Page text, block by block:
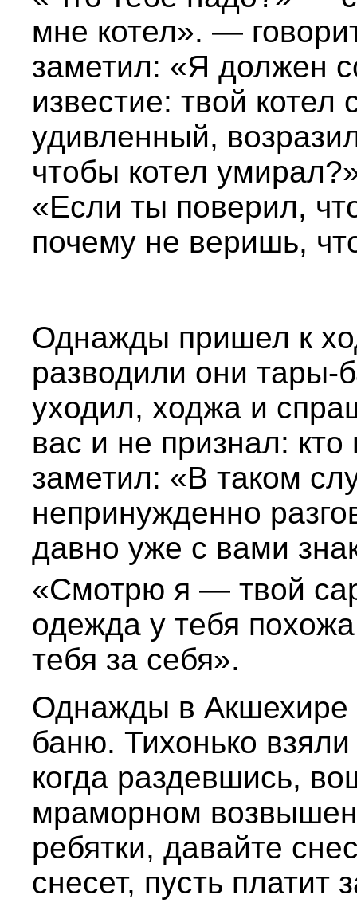
мне котел». —
заметил: «Я должен
известие: твой котел
удивленный,
чтобы котел
«Если ты поверил,
почему не веришь,
Однажды пришел к
разводили они тары-
уходил, ходжа и
вас и не признал:
заметил: «В таком
непринужденно
давно уже с вами
«Смотрю я — твой
одежда у тебя
тебя за себя».
Однажды в Акшехире
баню. Тихонько
когда раздевшись,
мраморном
ребятки, давайте
снесет, пусть платит